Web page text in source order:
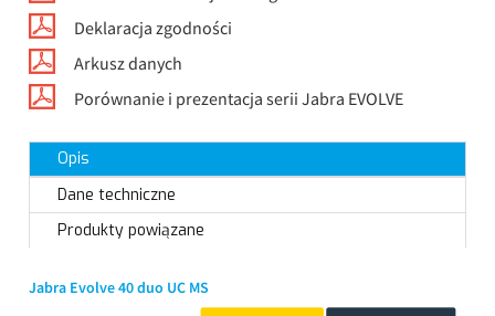
Deklaracja zgodności
Arkusz danych
Porównanie i prezentacja serii Jabra EVOLVE
Opis
Dane techniczne
Produkty powiązane
Jabra Evolve 40 duo UC MS